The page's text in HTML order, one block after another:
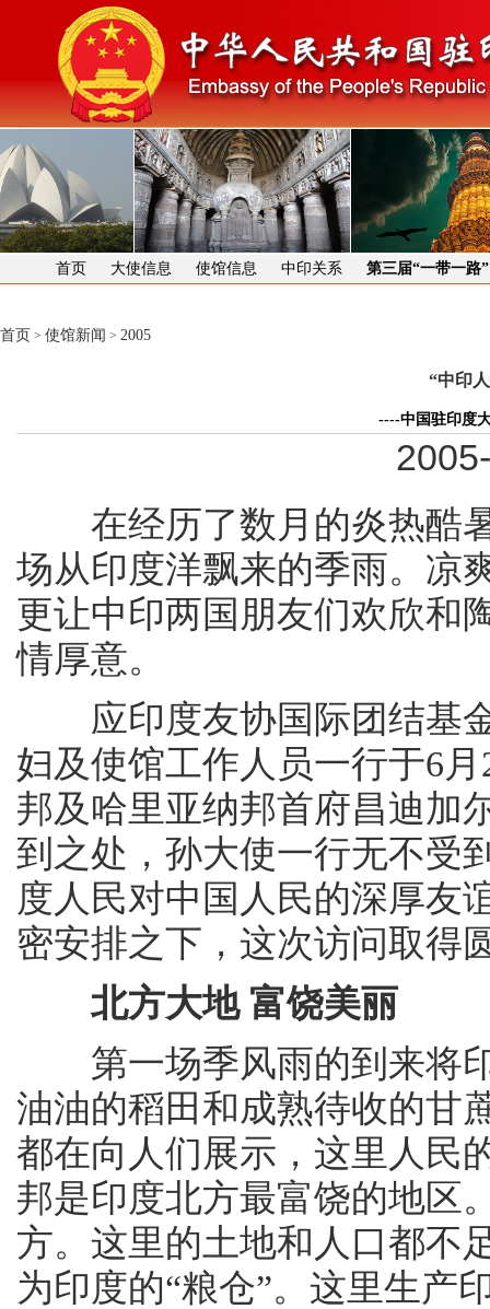
首页 大使信息 使馆信息 中印关系 第三届“一带一路
首页 > 使馆新闻 > 2005
“中印
----中国驻印度
在经历了数月的炎热酷暑
场从印度洋飘来的季雨。凉
更让中印两国朋友们欢欣和
情厚意。
应印度友协国际团结基金
妇及使馆工作人员一行于6
邦及哈里亚纳邦首府昌迪加
到之处，孙大使一行无不受
度人民对中国人民的深厚友
密安排之下，这次访问取得
北方大地 富饶美丽
第一场季风雨的到来将印
油油的稻田和成熟待收的甘
都在向人们展示，这里人民
邦是印度北方最富饶的地区
方。这里的土地和人口都不
为印度的“粮仓”。这里生产